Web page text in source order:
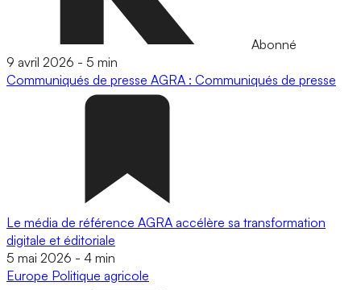
Abonné
9 avril 2026 - 5 min
Communiqués de presse AGRA : Communiqués de presse
Le média de référence AGRA accélère sa transformation
digitale et éditoriale
5 mai 2026 - 4 min
Europe Politique agricole